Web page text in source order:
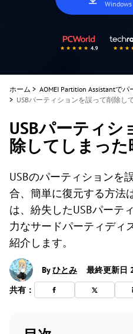
ホーム > AOMEI Partition Assistantで
> USBパーティションを誤って削除し
USBパーティ
除してしまっ
USBのパーティションを
合、簡単に復元する方法
は、紛失したUSBパーテ
力なサードパーティディ
紹介します。
Byひとみ
最終更新日
共有：